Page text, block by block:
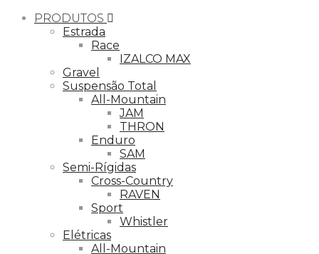
PRODUTOS
Estrada
Race
IZALCO MAX
Gravel
Suspensão Total
All-Mountain
JAM
THRON
Enduro
SAM
Semi-Rígidas
Cross-Country
RAVEN
Sport
Whistler
Elétricas
All-Mountain